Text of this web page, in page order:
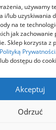
używamy
i/lub uzyskiwania
na te
jak
Sklep korzysta z
Polityką Prywatności
dostępu do
Akceptuj
Odrzuć
Zwroty
Kontakt
firmy z Grupy